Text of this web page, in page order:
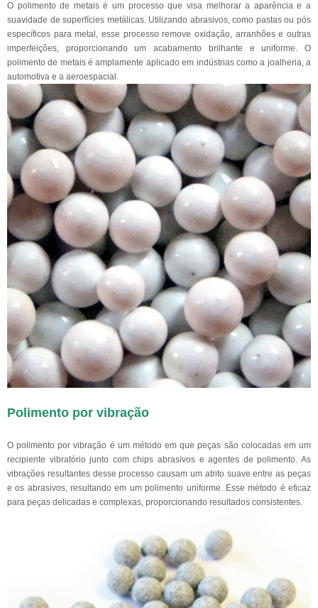
O polimento de metais é um processo que visa melhorar a aparência e a
suavidade de superfícies metálicas. Utilizando abrasivos, como pastas ou pós
específicos para metal, esse processo remove oxidação, arranhões e outras
imperfeições, proporcionando um acabamento brilhante e uniforme. O
polimento de metais é amplamente aplicado em indústrias como a joalheria, a
automotiva e a aeroespacial.
Polimento por vibração
O polimento por vibração é um método em que peças são colocadas em um
recipiente vibratório junto com chips abrasivos e agentes de polimento. As
vibrações resultantes desse processo causam um atrito suave entre as peças
e os abrasivos, resultando em um polimento uniforme. Esse método é eficaz
para peças delicadas e complexas, proporcionando resultados consistentes.